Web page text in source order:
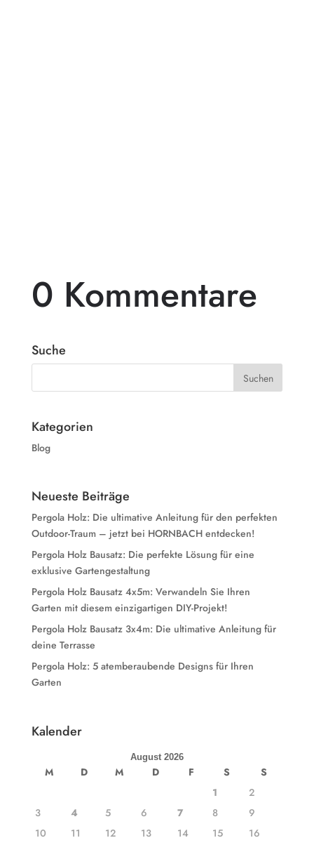
0 Kommentare
Suche
Kategorien
Blog
Neueste Beiträge
Pergola Holz: Die ultimative Anleitung für den perfekten
Outdoor-Traum – jetzt bei HORNBACH entdecken!
Pergola Holz Bausatz: Die perfekte Lösung für eine
exklusive Gartengestaltung
Pergola Holz Bausatz 4x5m: Verwandeln Sie Ihren
Garten mit diesem einzigartigen DIY-Projekt!
Pergola Holz Bausatz 3x4m: Die ultimative Anleitung für
deine Terrasse
Pergola Holz: 5 atemberaubende Designs für Ihren
Garten
Kalender
August 2026
M D M D F S
S
1
2
3
4 5 6 7 8
9
10
11 12 13 14 15
16